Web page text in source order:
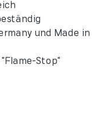
und Made in
Stop"